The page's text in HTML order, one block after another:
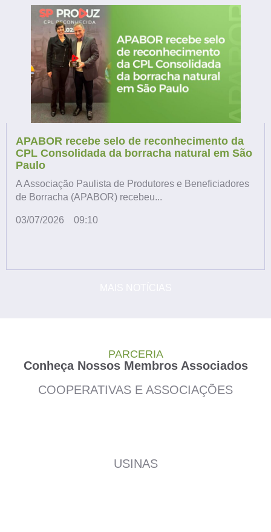
APABOR recebe selo de reconhecimento da
CPL Consolidada da borracha natural em São
Paulo
A Associação Paulista de Produtores e Beneficiadores
de Borracha (APABOR) recebeu...
03/07/2026 09:10
PARCERIA
Conheça Nossos Membros Associados
COOPERATIVAS E ASSOCIAÇÕES
USINAS